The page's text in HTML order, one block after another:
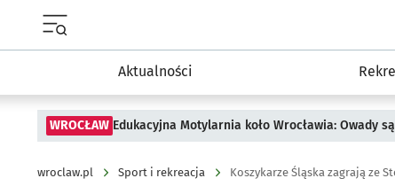
Aktualności
WROCŁAW Edukacyjna Motylarnia koło Wrocławia: Owady
wroclaw.pl Sport i rekreacja Koszykarze Śląska zagrają ze